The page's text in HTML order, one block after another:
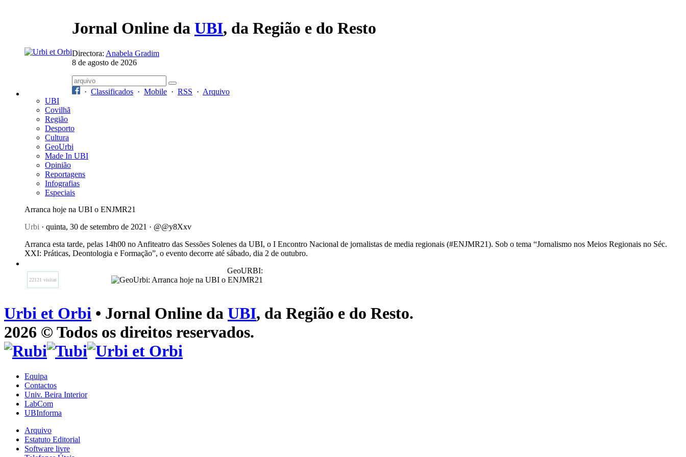
Jornal Online da UBI, da Região e do Resto
Directora: Anabela Gradim
8 de agosto de 2026
· Classificados · Mobile · RSS · Arquivo
UBI
Covilhã
Região
Desporto
Cultura
GeoUrbi
Made In UBI
Opinião
Reportagens
Infografias
Especiais
Arranca hoje na UBI o ENJMR21
Urbi · quinta, 30 de setembro de 2021 · @@y8Xxv
Arranca esta tarde, pelas 14h00 no Anfiteatro das Sessões Solenes da UBI, o I Encontro Nacional de jornalistas de media regionais (#ENJMR21). Sob o tema “Jornalismo nos Meios Regionais no Séc.
XXI: Práticas, Deontologia e Formação”, o evento decorre até sábado, dia 2 de outubro.
22121 visitas
GeoURBI:
Urbi et Orbi • Jornal Online da UBI, da Região e do Resto.
2026 © Todos os direitos reservados.
Equipa
Contactos
Univ. Beira Interior
LabCom
UBInforma
Arquivo
Estatuto Editorial
Software livre